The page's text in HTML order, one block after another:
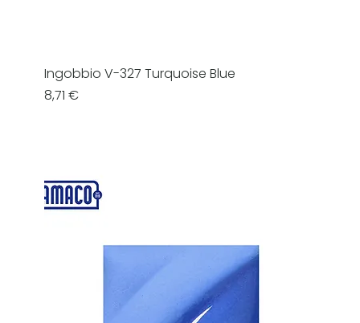
Ingobbio V-327 Turquoise Blue
Prezzo
8,71 €